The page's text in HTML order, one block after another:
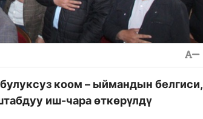
коом – ыймандын белгиси,
иш-чара өткөрүлдү